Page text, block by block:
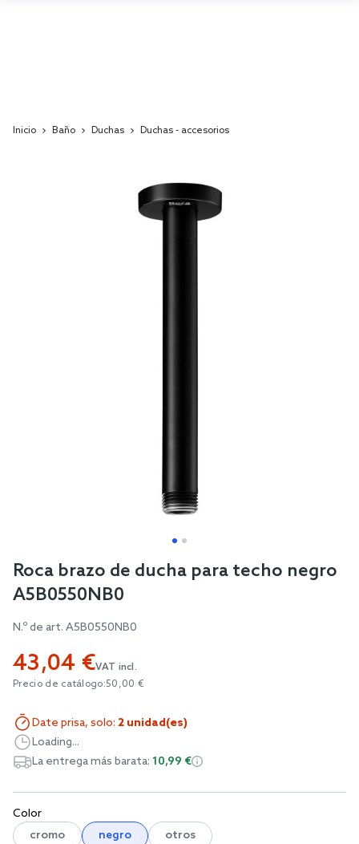
Inicio Baño Duchas Duchas - accesorios
Skip
to
beginning
the
images
Roca brazo de ducha para techo negro
A5B0550NB0
N.º de art. A5B0550NB0
43,04 €VAT incl.
Precio de catálogo:50,00 €
Color
cromo
negro otros
Date prisa, solo: 2 unidad(es)
Loading...
La entrega más barata: 10,99 €